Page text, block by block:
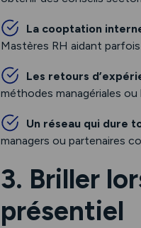
La cooptation
Mastères RH aidant
Les retours
méthodes managériales
Un réseau qui dure
managers ou partenaires
3. Briller
présentiel